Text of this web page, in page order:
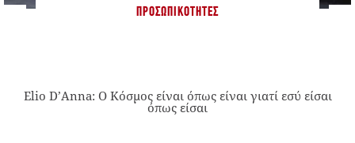
ΠΡΟΣΩΠΙΚΌΤΗΤΕΣ
Elio D’Anna: Ο Κόσμος είναι όπως είναι γιατί εσύ είσαι
όπως είσαι